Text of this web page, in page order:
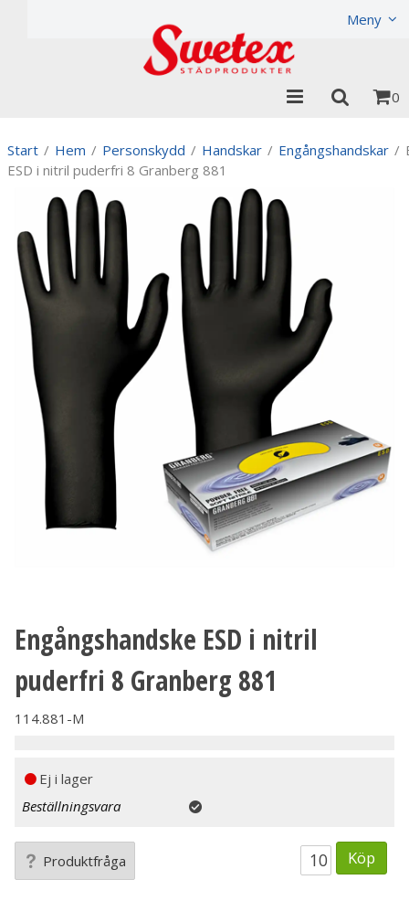
Meny
0
Start / Hem / Personskydd / Handskar / Engångshandskar /
ESD i nitril puderfri 8 Granberg 881
Engångshandske ESD i nitril
puderfri 8 Granberg 881
114.881-M
Ej i lager
Beställningsvara
Produktfråga Köp